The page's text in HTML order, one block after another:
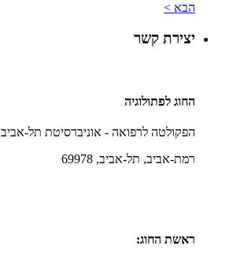
הבא >
יצירת קשר
החוג לפתולוגיה
הפקולטה לרפואה - אוניברסיטת תל-אביב
רמת-אביב, תל-אביב, 69978
ראשת החוג: